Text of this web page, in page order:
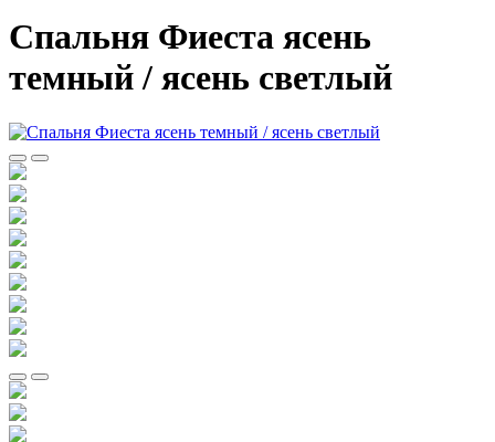
Спальня Фиеста ясень
темный / ясень светлый